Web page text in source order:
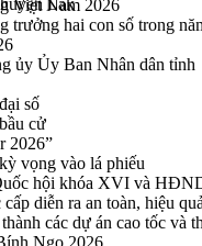
Việt Nam 2026
trưởng hai con số trong
ủy Ủy Ban Nhân dân tỉnh
số
cử
2026”
vọng vào lá phiếu
hội khóa XVI và
diễn ra an toàn, hiệu
các dự án cao tốc và
Ngọ 2026
Lắk